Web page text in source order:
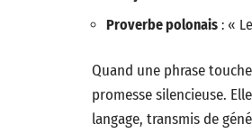
Proverbe polonais : «
Quand une phrase
promesse silencieuse.
langage, transmis de